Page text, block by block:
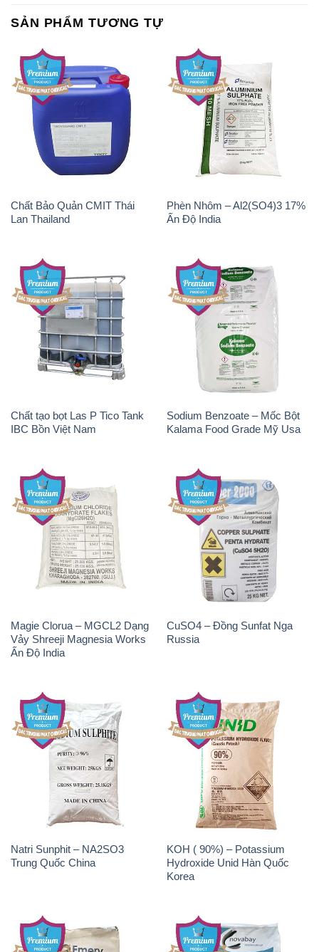
Chất Bảo Quản CMIT Thái
Lan Thailand
Phèn Nhôm – Al2(SO4)3 17%
Ấn Độ India
Chất tạo bọt Las P Tico Tank
IBC Bồn Việt Nam
Sodium Benzoate – Mốc Bột
Kalama Food Grade Mỹ Usa
Magie Clorua – MGCL2 Dạng
Vảy Shreeji Magnesia Works
Ấn Độ India
CuSO4 – Đồng Sunfat Nga
Natri Sunphit – NA2SO3
Trung Quốc China
KOH ( 90%) – Potassium
Hydroxide Unid Hàn Quốc